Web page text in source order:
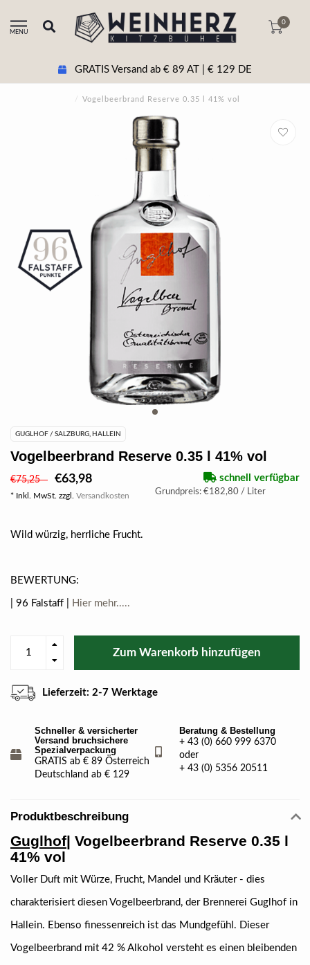
MENU
0
GRATIS Versand ab € 89 AT | € 129 DE
/ Vogelbeerbrand Reserve 0.35 l 41% vol
GUGLHOF / SALZBURG, HALLEIN
Vogelbeerbrand Reserve 0.35 l 41% vol
€75,25 €63,98
* Inkl. MwSt. zzgl. Versandkosten
schnell verfügbar
Grundpreis: €182,80 / Liter
Wild würzig, herrliche Frucht.
BEWERTUNG:
| 96 Falstaff | Hier mehr.....
Zum Warenkorb hinzufügen
Lieferzeit: 2-7 Werktage
Schneller & versicherter
Versand bruchsichere
Spezialverpackung
GRATIS ab € 89 Österreich
Deutschland ab € 129
Beratung & Bestellung
+ 43 (0) 660 999 6370
oder
+ 43 (0) 5356 20511
Produktbeschreibung
Guglhof| Vogelbeerbrand Reserve 0.35 l
41% vol
Voller Duft mit Würze, Frucht, Mandel und Kräuter - dies
charakterisiert diesen Vogelbeerbrand, der Brennerei Guglhof in
Hallein. Ebenso finessenreich ist das Mundgefühl. Dieser
Vogelbeerbrand mit 42 % Alkohol versteht es einen bleibenden